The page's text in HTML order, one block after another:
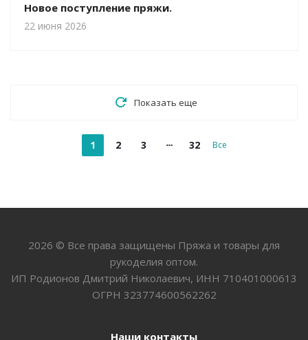
Новое поступление пряжи.
22 июня 2026
Показать еще
1 2 3 32 Все
2026 © Все права защищены Пряжа и товары для
рукоделия оптом.
ИП Родионов Дмитрий Николаевич, ИНН 710401000613
ОГРН 323774600562262
Наши контакты